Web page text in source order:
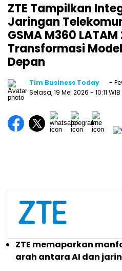
ZTE Tampilkan
Jaringan
GSMA M360
Transformasi
Depan
Tim Business Today
-
Selasa, 19 Mei 2026 - 10:11 WIB
ZTE memaparkan
arah antara AI dan